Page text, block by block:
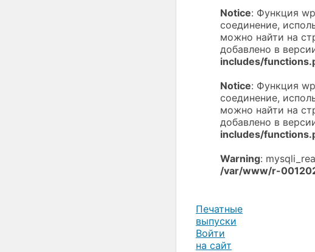
Notice: Функция
соединение,
можно найти на
добавлено в
includes/
Notice: Функция
соединение,
можно найти на
добавлено в
includes/
Warning:
/var/www/r-
Печатные
выпуски
Войти
на сайт